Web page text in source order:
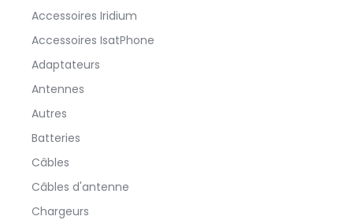
Accessoires Iridium
Accessoires IsatPhone
Adaptateurs
Antennes
Autres
Batteries
Câbles
Câbles d'antenne
Chargeurs